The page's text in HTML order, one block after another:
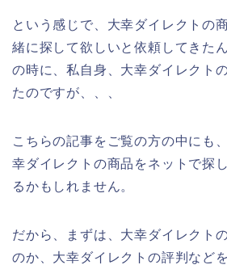
という感じで、大幸ダイレクトの
緒に探して欲しいと依頼してきた
の時に、私自身、大幸ダイレクト
たのですが、、、
こちらの記事をご覧の方の中にも
幸ダイレクトの商品をネットで探
るかもしれません。
だから、まずは、大幸ダイレクト
のか、大幸ダイレクトの評判など